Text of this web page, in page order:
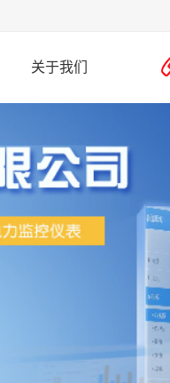
关于我们